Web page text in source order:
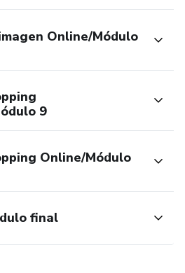
Online/Módulo
9
Online/Módulo
final